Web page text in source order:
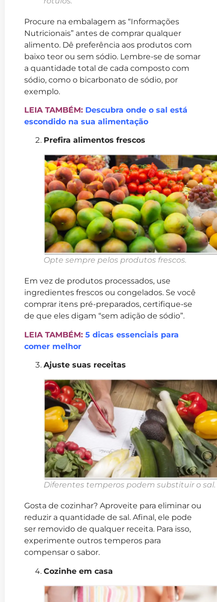
Procure na embalagem as “Informações
Nutricionais” antes de comprar qualquer
alimento. Dê preferência aos produtos com
baixo teor ou sem sódio. Lembre-se de somar
a quantidade total de cada composto com
sódio, como o bicarbonato de sódio, por
exemplo.
LEIA TAMBÉM: Descubra onde o sal está
escondido na sua alimentação
Prefira alimentos frescos
Opte sempre pelos produtos frescos.
Em vez de produtos processados, use
ingredientes frescos ou congelados. Se você
comprar itens pré-preparados, certifique-se
de que eles digam “sem adição de sódio”.
LEIA TAMBÉM: 5 dicas essenciais para
comer melhor
Ajuste suas receitas
Diferentes temperos podem substituir o sal.
Gosta de cozinhar? Aproveite para eliminar ou
reduzir a quantidade de sal. Afinal, ele pode
ser removido de qualquer receita. Para isso,
experimente outros temperos para
compensar o sabor.
Cozinhe em casa